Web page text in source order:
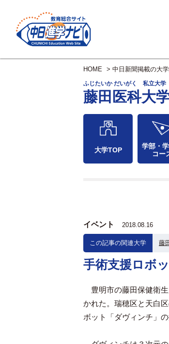
HOME > 中日新聞掲載の大
ふじたいか だいがく 私立大
藤田医科大
大学TOP
学部・学
コー
イベント 2018.08.16
この記事の関連大学 藤
手術支援ロボ
豊明市の藤田保健衛生
かれた。瑞穂区と天白
ボット「ダヴィンチ」